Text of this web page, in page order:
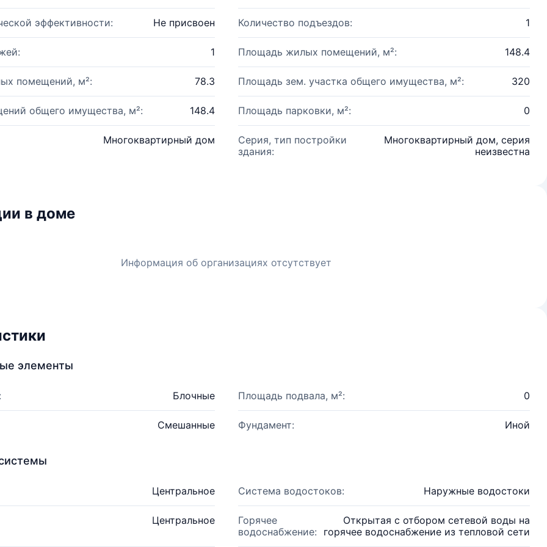
эффективности: Не присвоен Количество подъездов: 1
1 Площадь жилых помещений, м²: 148.4
помещений, м²: 78.3 Площадь зем. участка общего имущества, м²: 320
общего имущества, м²: 148.4 Площадь парковки, м²: 0
Многоквартирный дом
Серия, тип постройки
здания:
Многоквартирный дом, серия
неизвестна
в доме
Информация об организациях отсутствует
элементы
Блочные Площадь подвала, м²: 0
Смешанные Фундамент: Иной
Центральное Система водостоков: Наружные водостоки
Центральное
Горячее
водоснабжение:
Открытая с отбором сетевой воды на
горячее водоснабжение из тепловой сети